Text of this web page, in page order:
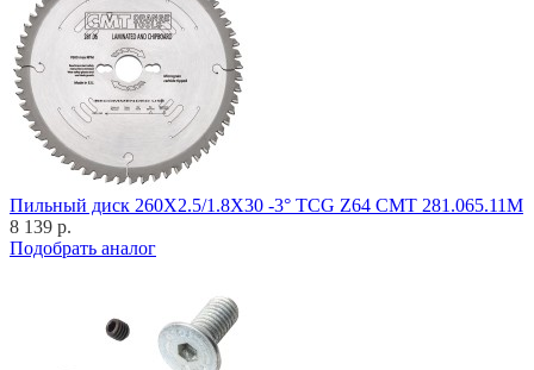
Пильный диск 260X2.5/1.8X30 -3° TCG Z64 CMT 281.065.11M
8 139 р.
Подобрать аналог